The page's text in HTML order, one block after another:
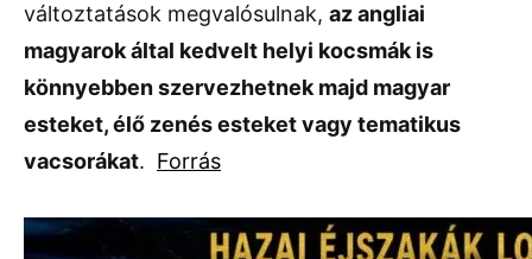
változtatások megvalósulnak, az angliai
magyarok által kedvelt helyi kocsmák is
könnyebben szervezhetnek majd magyar
esteket, élő zenés esteket vagy tematikus
vacsorákat. Forrás